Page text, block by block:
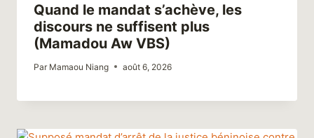
Quand le mandat s’achève, les
discours ne suffisent plus
(Mamadou Aw VBS)
Par Mamaou Niang août 6, 2026